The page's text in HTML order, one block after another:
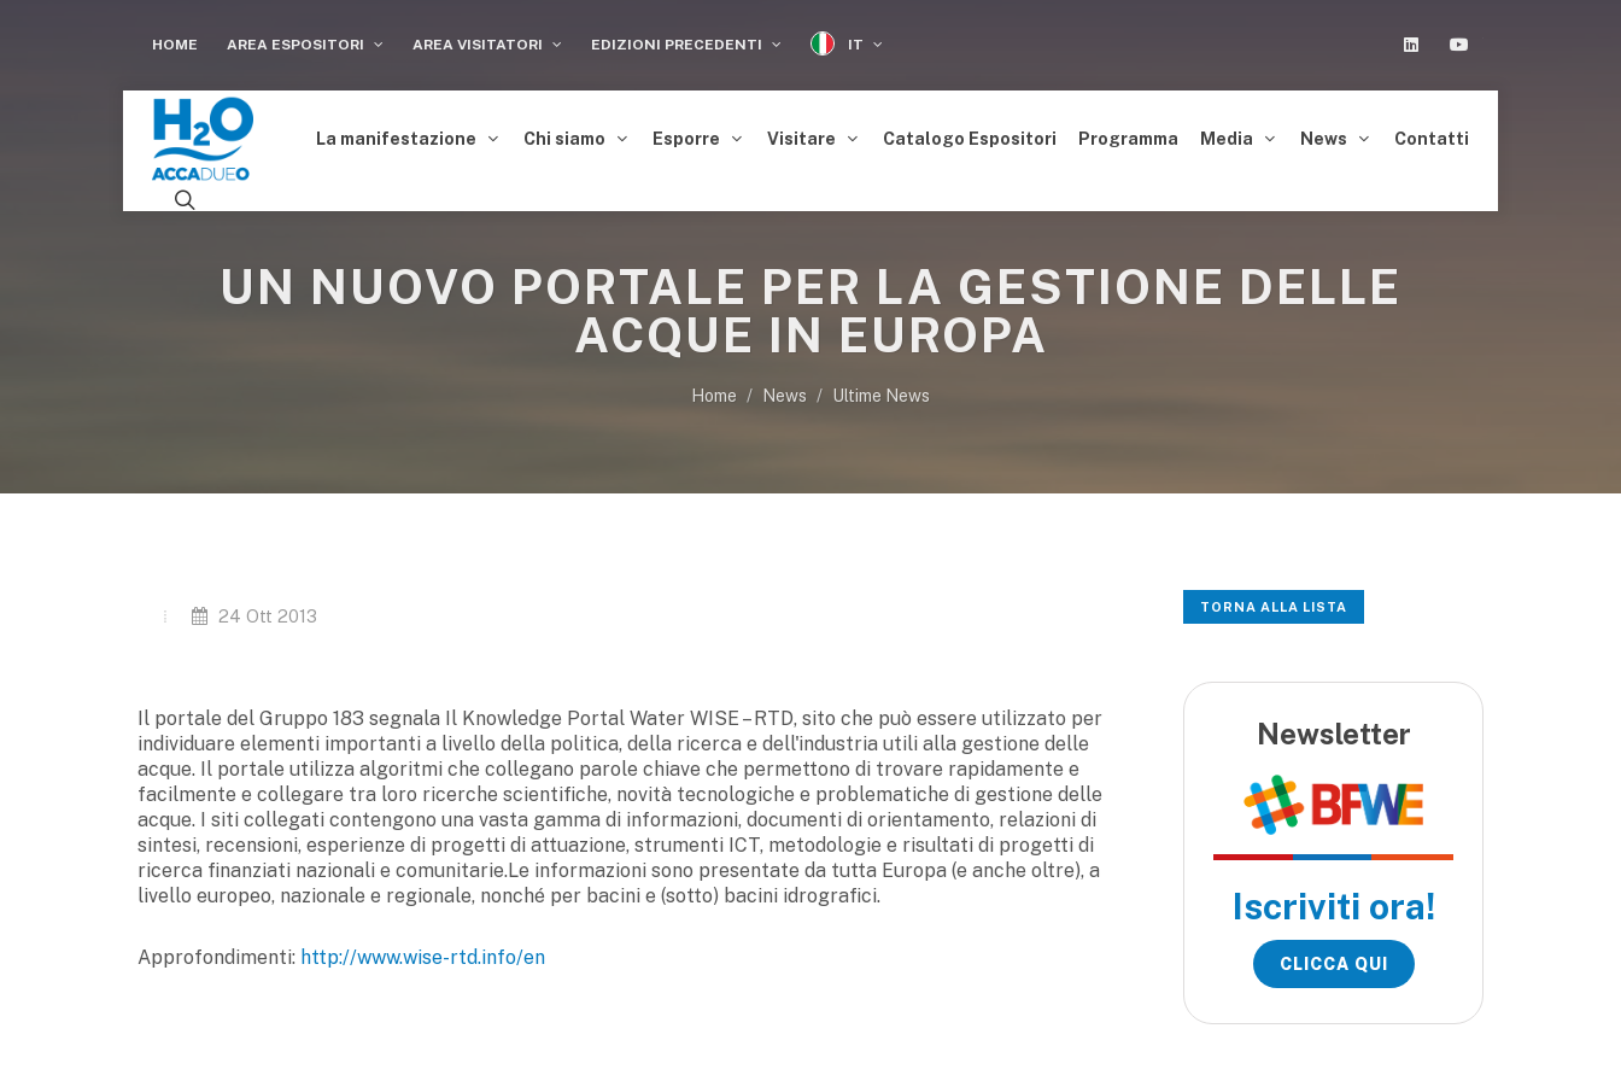
HOME AREA ESPOSITORI AREA VISITATORI EDIZIONI PRECEDENTI IT Linkedin
La manifestazione Chi siamo Esporre Visitare Catalogo Espositori Programma Media News Contatti
UN NUOVO PORTALE PER LA GESTIONE DELLE
ACQUE IN EUROPA
Home News Ultime News
24 Ott 2013
Il portale del Gruppo 183 segnala Il Knowledge Portal Water WISE – RTD, sito che può essere utilizzato per
individuare elementi importanti a livello della politica, della ricerca e dell'industria utili alla gestione delle
acque. Il portale utilizza algoritmi che collegano parole chiave che permettono di trovare rapidamente e
facilmente e collegare tra loro ricerche scientifiche, novità tecnologiche e problematiche di gestione delle
acque. I siti collegati contengono una vasta gamma di informazioni, documenti di orientamento, relazioni di
sintesi, recensioni, esperienze di progetti di attuazione, strumenti ICT, metodologie e risultati di progetti di
ricerca finanziati nazionali e comunitarie.Le informazioni sono presentate da tutta Europa (e anche oltre), a
livello europeo, nazionale e regionale, nonché per bacini e (sotto) bacini idrografici.
Approfondimenti: http://www.wise-rtd.info/en
TORNA ALLA LISTA
Newsletter
Iscriviti ora!
CLICCA QUI